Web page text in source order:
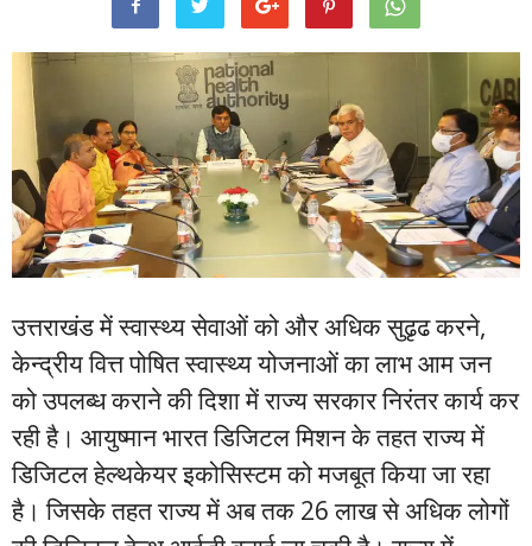
उत्तराखंड में स्वास्थ्य सेवाओं को और अधिक सुढृढ करने,
केन्द्रीय वित्त पोषित स्वास्थ्य योजनाओं का लाभ आम जन
को उपलब्ध कराने की दिशा में राज्य सरकार निरंतर कार्य कर
रही है। आयुष्मान भारत डिजिटल मिशन के तहत राज्य में
डिजिटल हेल्थकेयर इकोसिस्टम को मजबूत किया जा रहा
है। जिसके तहत राज्य में अब तक 26 लाख से अधिक लोगों